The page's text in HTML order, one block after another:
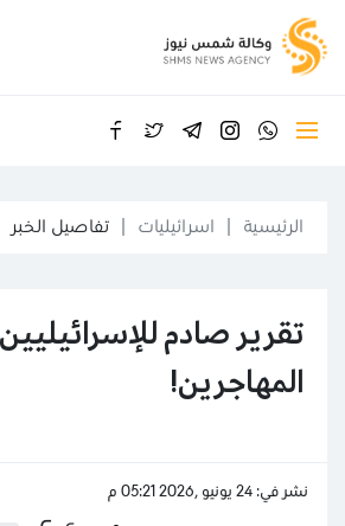
الرئيسية اسرائيليات تفاصيل الخبر
تقرير صادم
المهاجرين!
نشر في: 24 يونيو ,2026 05:21 م